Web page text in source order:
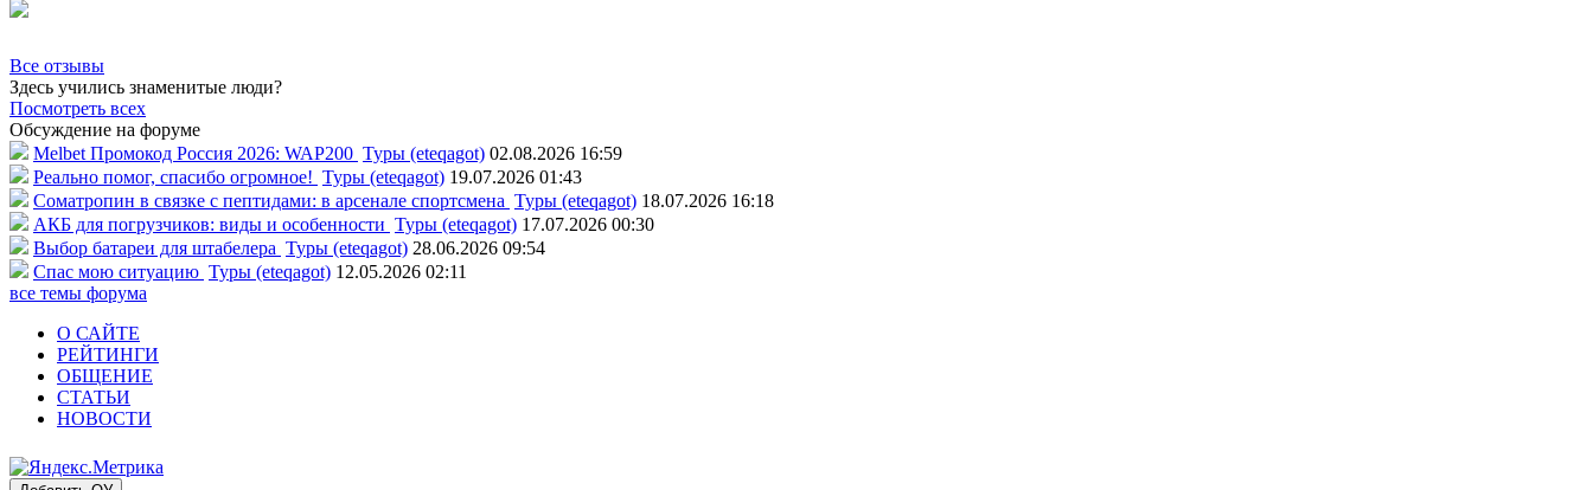
Все отзывы
Здесь учились знаменитые люди?
Посмотреть всех
Обсуждение на форуме
Melbet Промокод Россия 2026: WAP200 Туры (eteqagot) 02.08.2026 16:59
Реально помог, спасибо огромное! Туры (eteqagot) 19.07.2026 01:43
Соматропин в связке с пептидами: в арсенале спортсмена Туры (eteqagot) 18.07.2026 16:18
АКБ для погрузчиков: виды и особенности Туры (eteqagot) 17.07.2026 00:30
Выбор батареи для штабелера Туры (eteqagot) 28.06.2026 09:54
Спас мою ситуацию Туры (eteqagot) 12.05.2026 02:11
все темы форума
О САЙТЕ
РЕЙТИНГИ
ОБЩЕНИЕ
СТАТЬИ
НОВОСТИ